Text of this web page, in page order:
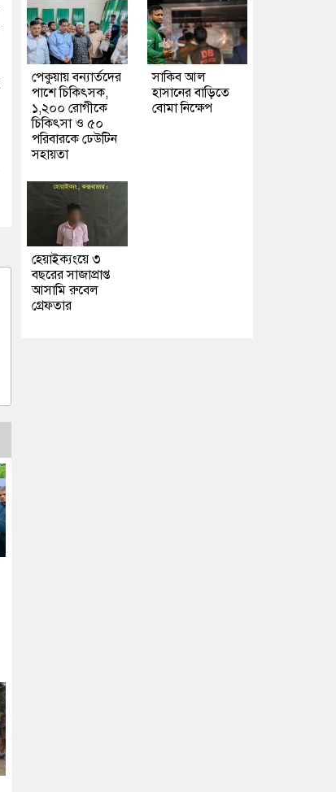
পেকুয়ায় বন্যার্তদের
পাশে চিকিৎসক,
১,২০০ রোগীকে
চিকিৎসা ও ৫০
পরিবারকে ঢেউটিন
সহায়তা
সাকিব আল
হাসানের বাড়িতে
বোমা নিক্ষেপ
হেয়াইক্যংয়ে ৩
বছরের সাজাপ্রাপ্ত
আসামি রুবেল
গ্রেফতার